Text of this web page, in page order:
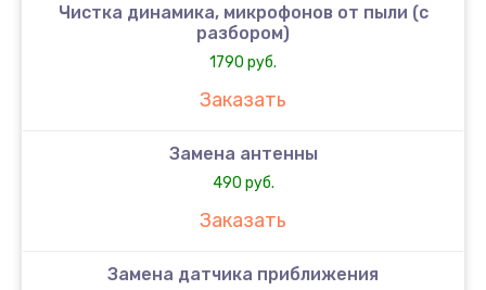
Чистка динамика, микрофонов от пыли (с
разбором)
1790 руб.
Заказать
Замена антенны
490 руб.
Заказать
Замена датчика приближения